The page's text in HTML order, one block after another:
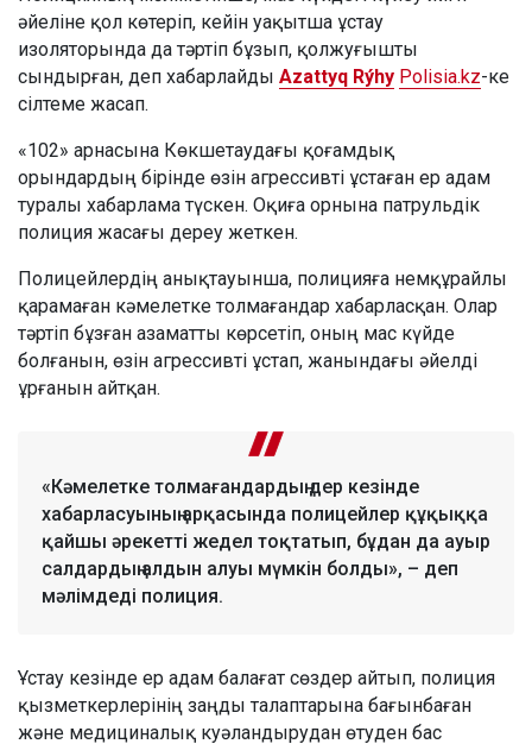
әйеліне қол көтеріп, кейін уақытша ұстау
изоляторында да тәртіп бұзып, қолжуғышты
сындырған, деп хабарлайды Azattyq Rýhy Polisia.kz-ке
сілтеме жасап.
«102» арнасына Көкшетаудағы қоғамдық
орындардың бірінде өзін агрессивті ұстаған ер адам
туралы хабарлама түскен. Оқиға орнына патрульдік
полиция жасағы дереу жеткен.
Полицейлердің анықтауынша, полицияға немқұрайлы
қарамаған кәмелетке толмағандар хабарласқан. Олар
тәртіп бұзған азаматты көрсетіп, оның мас күйде
болғанын, өзін агрессивті ұстап, жанындағы әйелді
ұрғанын айтқан.
«Кәмелетке толмағандардың дер кезінде
хабарласуының арқасында полицейлер құқыққа
қайшы әрекетті жедел тоқтатып, бұдан да ауыр
салдардың алдын алуы мүмкін болды», – деп
мәлімдеді полиция.
Ұстау кезінде ер адам балағат сөздер айтып, полиция
қызметкерлерінің заңды талаптарына бағынбаған
және медициналық куәландырудан өтуден бас